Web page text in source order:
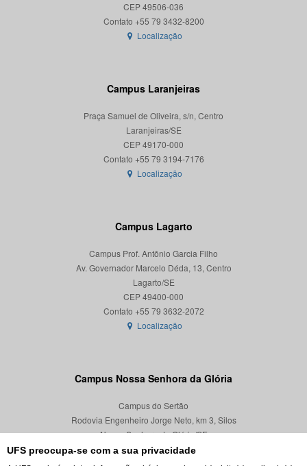
UFS preocupa-se com a sua privacidade
CEP 49506-036
Localização
Campus Laranjeiras
Praça Samuel de Oliveira, s/n, Centro
Laranjeiras/SE
CEP 49170-000
Localização
Campus Lagarto
Campus Prof. Antônio Garcia Filho
Av. Governador Marcelo Déda, 13, Centro
Lagarto/SE
CEP 49400-000
Localização
Campus Nossa Senhora da Glória
Campus do Sertão
Rodovia Engenheiro Jorge Neto, km 3, Silos
Nossa Senhora da Glória/SE
CEP 49680-000